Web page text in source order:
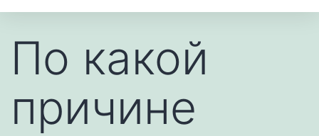
По какой
причине